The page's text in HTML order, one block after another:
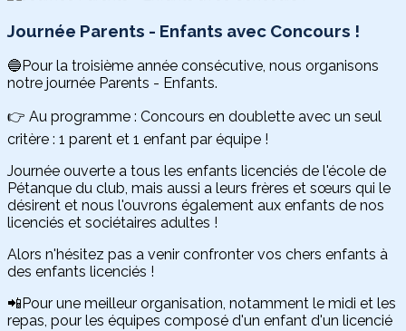
Journée Parents - Enfants avec Concours !
🔵Pour la troisième année consécutive, nous organisons
notre journée Parents - Enfants.
👉 Au programme : Concours en doublette avec un seul
critère : 1 parent et 1 enfant par équipe !
Journée ouverte a tous les enfants licenciés de l'école de
Pétanque du club, mais aussi a leurs frères et sœurs qui le
désirent et nous l'ouvrons également aux enfants de nos
licenciés et sociétaires adultes !
Alors n'hésitez pas a venir confronter vos chers enfants à
des enfants licenciés !
📲Pour une meilleur organisation, notamment le midi et les
repas, pour les équipes composé d'un enfant d'un licencié